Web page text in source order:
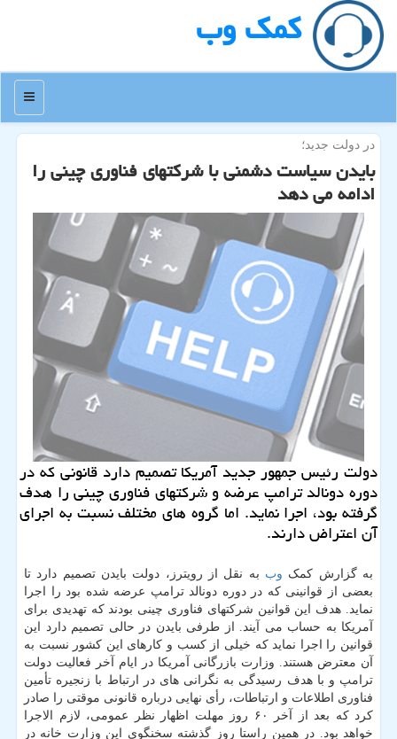
كمك وب
منو
در دولت جدید؛
بایدن سیاست دشمنی با شركتهای فناوری چینی را
ادامه می دهد
دولت رئیس جمهور جدید آمریکا تصمیم دارد قانونی که در
دوره دونالد ترامپ عرضه و شرکتهای فناوری چینی را هدف
گرفته بود، اجرا نماید. اما گروه های مختلف نسبت به اجرای
آن اعتراض دارند.
به گزارش کمک وب به نقل از رویترز، دولت بایدن تصمیم دارد تا
بعضی از قوانینی که در دوره دونالد ترامپ عرضه شده بود را اجرا
نماید. هدف این قوانین شرکتهای فناوری چینی بودند که تهدیدی برای
آمریکا به حساب می آیند. از طرفی بایدن در حالی تصمیم دارد این
قوانین را اجرا نماید که خیلی از کسب و کارهای این کشور نسبت به
آن معترض هستند. وزارت بازرگانی آمریکا در ایام آخر فعالیت دولت
ترامپ و با هدف رسیدگی به نگرانی های در ارتباط با زنجیره تأمین
فناوری اطلاعات و ارتباطات، رأی نهایی درباره قانونی موقتی را صادر
کرد که بعد از آخر ۶۰ روز مهلت اظهار نظر عمومی، لازم الاجرا
خواهد بود. در همین راستا روز گذشته سخنگوی این وزارت خانه در